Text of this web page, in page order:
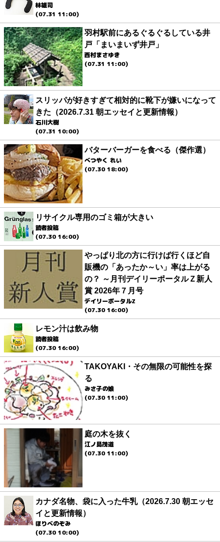
林雄司
(07.31 11:00)
羽村駅前にあるぐるぐるしている井
戸「まいまいず井戸」
西村まさゆき
(07.31 11:00)
スリッパが好きすぎて相対的に靴下が嫌いになって
きた（2026.7.31 朝エッセイと更新情報）
石川大樹
(07.31 10:00)
バターバーガーを食べる（傑作選）
べつやく れい
(07.30 18:00)
リサイクル専用のゴミ箱が大きい
読者投稿
(07.30 16:00)
やっぱり北の方に行けば行くほど自
販機の「あったか～い」率は上がる
の？ ～月刊デイリーポータルＺ新人
賞 2026年７月号
デイリーポータルZ
(07.30 16:00)
レモン汁は飲み物
読者投稿
(07.30 16:00)
TAKOYAKI・その無限の可能性を探
る
みさ子の娘
(07.30 11:00)
庭の木を抜く
江ノ島茂道
(07.30 11:00)
カナダ名物、袋に入った牛乳（2026.7.30 朝エッセ
イと更新情報）
ほりべのぞみ
(07.30 10:00)